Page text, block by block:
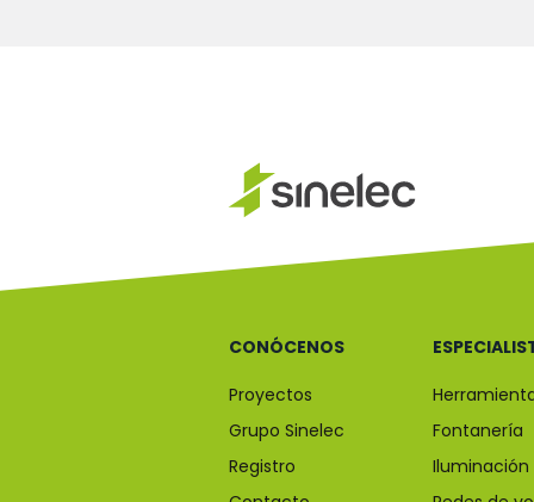
CONÓCENOS
Proyectos
Grupo Sinelec
Registro
Fontanería
Iluminación